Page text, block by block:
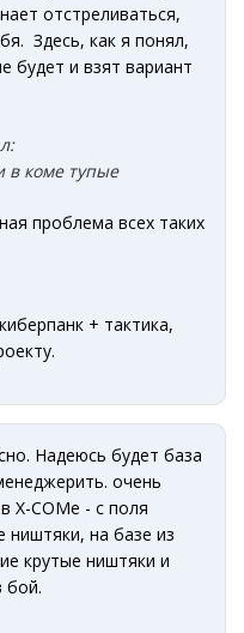
отстреливаться,
Здесь, как я понял,
будет и взят вариант
в коме тупые
проблема всех таких
+ тактика,
Надеюсь будет база
очень
Х-СОМе - с поля
ништяки, на базе из
крутые ништяки и
бой.